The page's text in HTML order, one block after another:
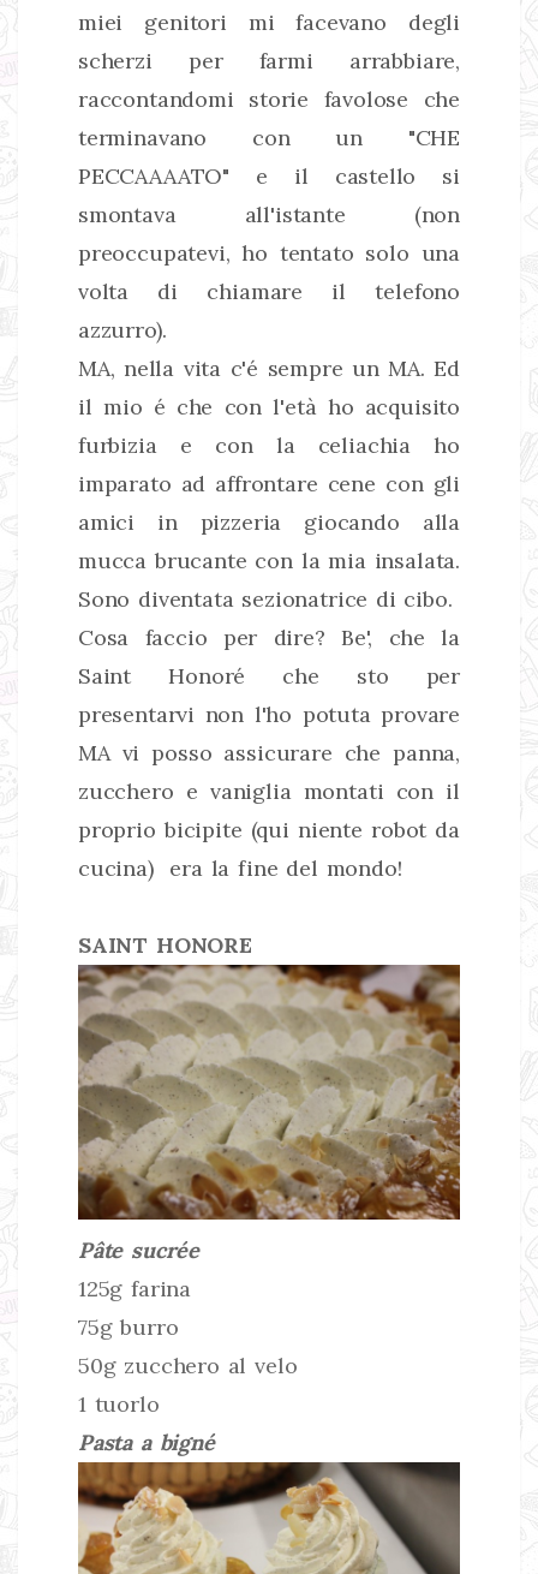
miei genitori mi facevano degli
scherzi per farmi arrabbiare,
raccontandomi storie favolose che
terminavano con un "CHE
PECCAAAATO" e il castello si
smontava all'istante (non
preoccupatevi, ho tentato solo una
volta di chiamare il telefono
azzurro).
MA, nella vita c'é sempre un MA. Ed
il mio é che con l'età ho acquisito
furbizia e con la celiachia ho
imparato ad affrontare cene con gli
amici in pizzeria giocando alla
mucca brucante con la mia insalata.
Sono diventata sezionatrice di cibo.
Cosa faccio per dire? Be', che la
Saint Honoré che sto per
presentarvi non l'ho potuta provare
MA vi posso assicurare che panna,
zucchero e vaniglia montati con il
proprio bicipite (qui niente robot da
cucina) era la fine del mondo!
SAINT HONORE
Pâte sucrée
125g farina
75g burro
50g zucchero al velo
1 tuorlo
Pasta a bigné